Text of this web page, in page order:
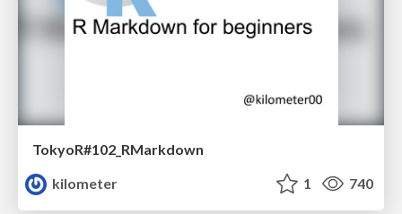
TokyoR#102_RMarkdown
kilometer
1 740